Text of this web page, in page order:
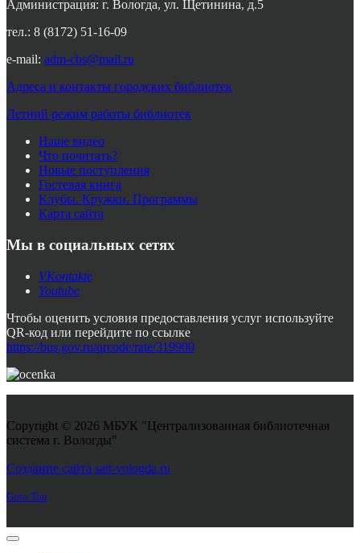
Администрация: г. Вологда, ул. Щетинина, д.5
тел.: 8 (8172) 51-16-09
e-mail: adm-cbs@mail.ru
Адреса и контакты городских библиотек
Летний режим работы библиотек
Наше видео
Что почитать?
Новые поступления
Гостевая книга
Клубы. Кружки. Программы
Карта сайта
Мы в социальных сетях
VKontakte
Youtube
Чтобы оценить условия предоставления услуг используйте
QR-код или перейдите по ссылке
https://bus.gov.ru/qrcode/rate/319900
Copyright © 2026 МБУК "Централизованная библиотечная
система г. Вологды"
Создание сайта sait-vologda.ru
Goto Top